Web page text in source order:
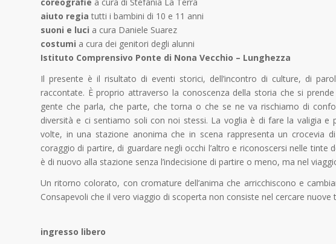
aiuto regia tutti i bambini di 10 e 11 anni
suoni e luci a cura Daniele Suarez
costumi a cura dei genitori degli alunni
Istituto Comprensivo Ponte di Nona Vecchio – Lunghezza
Il presente è il risultato di eventi storici, dell’incontro di culture, di
raccontate. È proprio attraverso la conoscenza della storia che si
gente che parla, che parte, che torna o che se ne va rischiamo di
diversità e ci sentiamo soli con noi stessi. La voglia è di fare la valigia
volte, in una stazione anonima che in scena rappresenta un crocevia
coraggio di partire, di guardare negli occhi l’altro e riconoscersi nelle
è di nuovo alla stazione senza l’indecisione di partire o meno, ma nel
Un ritorno colorato, con cromature dell’anima che arricchiscono e
Consapevoli che il vero viaggio di scoperta non consiste nel cercare nuove
ingresso libero